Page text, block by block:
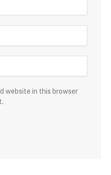
website in this browser